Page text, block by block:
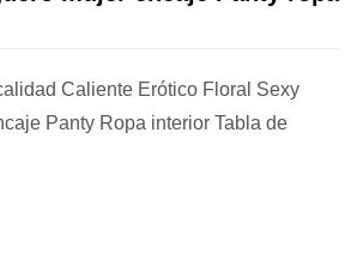
Caliente Erótico Floral Sexy
Panty Ropa interior Tabla de